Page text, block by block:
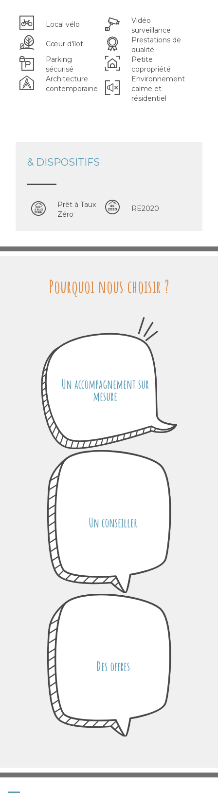
Local vélo
Vidéo
surveillance
Cœur d'îlot
Prestations de
qualité
Parking
sécurisé
Petite
copropriété
Architecture
contemporaine
Environnement
calme et
résidentiel
& DISPOSITIFS
Prêt à Taux
Zéro
RE2020
Pourquoi nous choisir ?
Un accompagnement sur
mesure
Un conseiller
Des offres